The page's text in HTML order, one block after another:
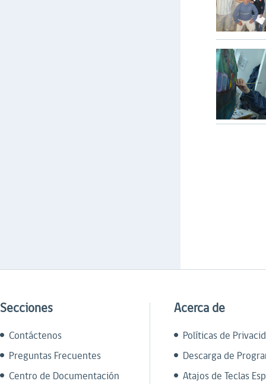
Secciones
Contáctenos
Preguntas Frecuentes
Centro de Documentación
Acerca de
Políticas de
Descarga de
Atajos de Teclas